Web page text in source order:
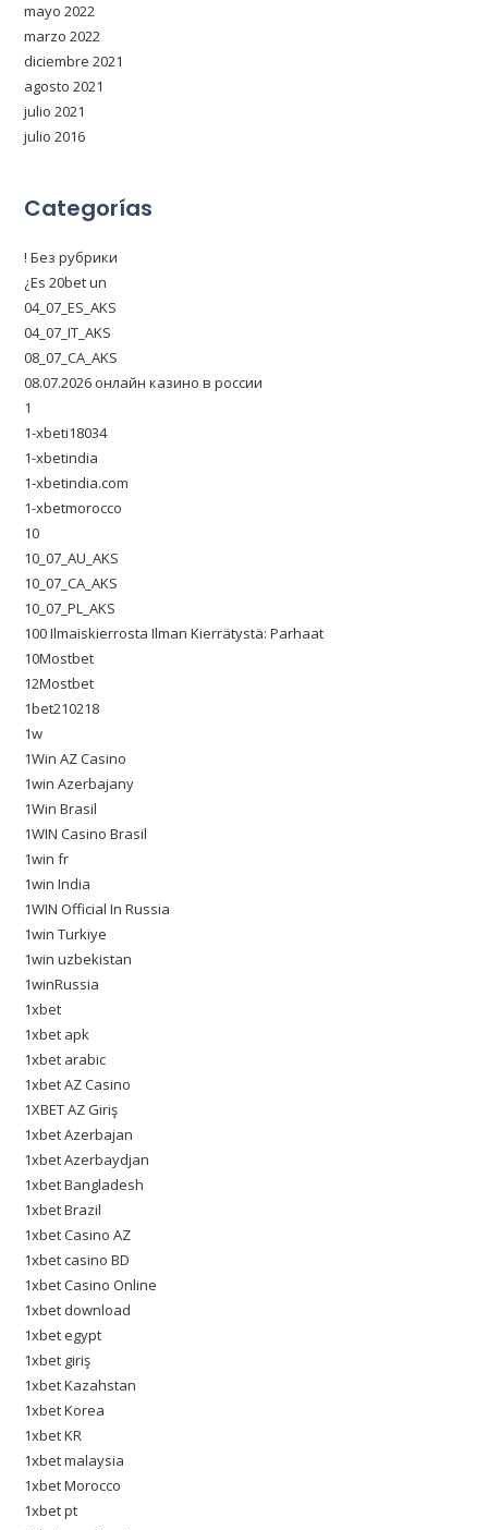
mayo 2022
marzo 2022
diciembre 2021
agosto 2021
julio 2021
julio 2016
Categorías
! Без рубрики
¿Es 20bet un
04_07_ES_AKS
04_07_IT_AKS
08_07_CA_AKS
08.07.2026 онлайн казино в россии
1
1-xbeti18034
1-xbetindia
1-xbetindia.com
1-xbetmorocco
10
10_07_AU_AKS
10_07_CA_AKS
10_07_PL_AKS
100 Ilmaiskierrosta Ilman Kierrätystä: Parhaat
10Mostbet
12Mostbet
1bet210218
1w
1Win AZ Casino
1win Azerbajany
1Win Brasil
1WIN Casino Brasil
1win fr
1win India
1WIN Official In Russia
1win Turkiye
1win uzbekistan
1winRussia
1xbet
1xbet apk
1xbet arabic
1xbet AZ Casino
1XBET AZ Giriş
1xbet Azerbajan
1xbet Azerbaydjan
1xbet Bangladesh
1xbet Brazil
1xbet Casino AZ
1xbet casino BD
1xbet Casino Online
1xbet download
1xbet egypt
1xbet giriş
1xbet Kazahstan
1xbet Korea
1xbet KR
1xbet malaysia
1xbet Morocco
1xbet pt